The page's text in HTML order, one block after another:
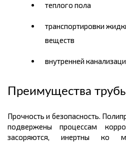
теплого пола
транспортировки
веществ
внутренней
Преимущества
Прочность и безопасность.
подвержены процессам
засоряются, инертны ко